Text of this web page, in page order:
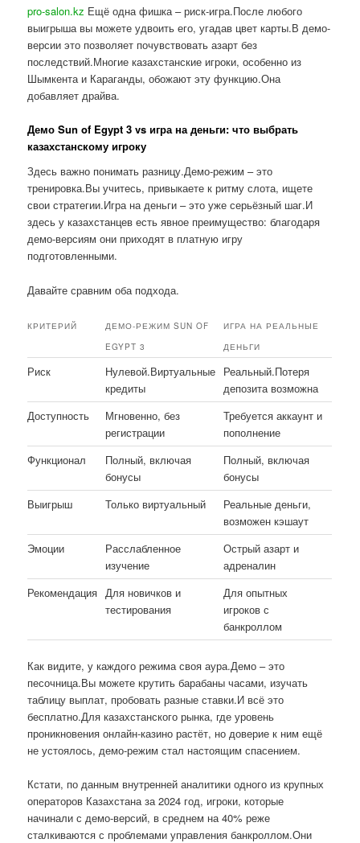
pro-salon.kz Ещё одна фишка – риск-игра.После любого
выигрыша вы можете удвоить его, угадав цвет карты.В демо-
версии это позволяет почувствовать азарт без
последствий.Многие казахстанские игроки, особенно из
Шымкента и Караганды, обожают эту функцию.Она
добавляет драйва.
Демо Sun of Egypt 3 vs игра на деньги: что выбрать
казахстанскому игроку
Здесь важно понимать разницу.Демо-режим – это
тренировка.Вы учитесь, привыкаете к ритму слота, ищете
свои стратегии.Игра на деньги – это уже серьёзный шаг.И
здесь у казахстанцев есть явное преимущество: благодаря
демо-версиям они приходят в платную игру
подготовленными.
Давайте сравним оба подхода.
КРИТЕРИЙ
ДЕМО-РЕЖИМ SUN OF
EGYPT 3
ИГРА НА РЕАЛЬНЫЕ
ДЕНЬГИ
Риск
Нулевой.Виртуальные
кредиты
Реальный.Потеря
депозита возможна
Доступность
Мгновенно, без
регистрации
Требуется аккаунт и
пополнение
Функционал
Полный, включая
бонусы
Полный, включая
бонусы
Выигрыш
Только виртуальный
Реальные деньги,
возможен кэшаут
Эмоции
Расслабленное
изучение
Острый азарт и
адреналин
Рекомендация Для новичков и
тестирования
Для опытных
игроков с
банкроллом
Как видите, у каждого режима своя аура.Демо – это
песочница.Вы можете крутить барабаны часами, изучать
таблицу выплат, пробовать разные ставки.И всё это
бесплатно.Для казахстанского рынка, где уровень
проникновения онлайн-казино растёт, но доверие к ним ещё
не устоялось, демо-режим стал настоящим спасением.
Кстати, по данным внутренней аналитики одного из крупных
операторов Казахстана за 2024 год, игроки, которые
начинали с демо-версий, в среднем на 40% реже
сталкиваются с проблемами управления банкроллом.Они